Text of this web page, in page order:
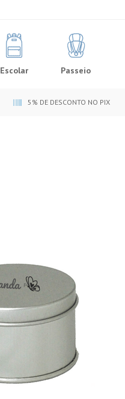
Escolar Passeio
5% DE DESCONTO NO PIX